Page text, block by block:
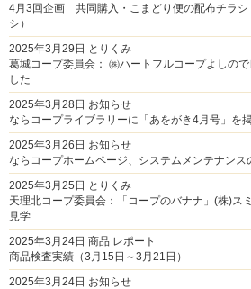
4月3回企画 共同購入・こまどり便の配布チラシ
シ）
2025年3月29日 とりくみ
葛城コープ委員会： ㈱ハートフルコープよしの
した
2025年3月28日 お知らせ
ならコープライブラリーに「あをがき4月号」を
2025年3月26日 お知らせ
ならコープホームページ、システムメンテナンス
2025年3月25日 とりくみ
天理北コープ委員会：「コープのバナナ」(株)ス
見学
2025年3月24日 商品 レポート
商品検査実績（3月15日～3月21日）
2025年3月24日 お知らせ